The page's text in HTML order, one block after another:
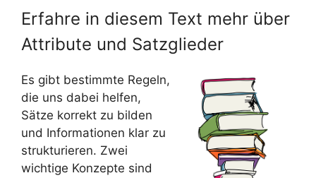
Erfahre in diesem Text mehr über
Attribute und Satzglieder
Es gibt bestimmte Regeln,
die uns dabei helfen,
Sätze korrekt zu bilden
und Informationen klar zu
strukturieren. Zwei
wichtige Konzepte sind